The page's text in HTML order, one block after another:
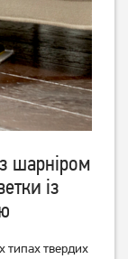
шарніром
із
типах твердих